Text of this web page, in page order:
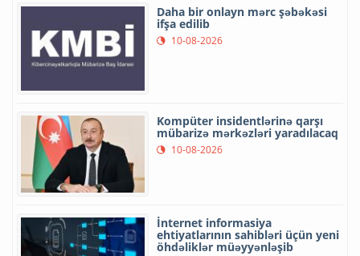
Daha bir onlayn mərc şəbəkəsi
ifşa edilib
10-08-2026
Kompüter insidentlərinə qarşı
mübarizə mərkəzləri yaradılacaq
10-08-2026
İnternet informasiya
ehtiyatlarının sahibləri üçün yeni
öhdəliklər müəyyənləşib